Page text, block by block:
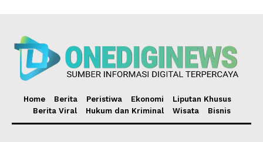
Home Berita Peristiwa Ekonomi
Liputan Khusus
Berita Viral
Hukum dan Kriminal Wisata Bisnis